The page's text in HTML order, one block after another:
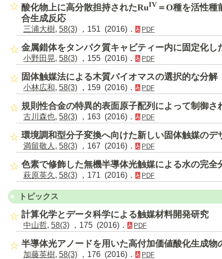
酸化物上に高分散担持されたRuIV ＝O種を活性種
合生成反応
三浦大樹, 58(3) ，151 (2016)． PDF
金属錯体をタンパク質キャビティー内に固定化し
小野田晃, 58(3) ，155 (2016)． PDF
固体触媒法による木質バイオマスの選択的な分解
小林広和, 58(3) ，159 (2016)． PDF
規則性合金の特異的表面原子配列によって制御さ
古川森也, 58(3) ，163 (2016)． PDF
環境調和型分子変換へ向けた新しい固体触媒のデ
満留敬人 , 58(3) ，167 (2016)． PDF
色素で修飾した無機半導体光触媒による水の完全
萩原英久 , 58(3) ，171 (2016)． PDF
トピックス
計算化学とデータ科学による触媒材料開発研究
中山哲, 58(3) ，175 (2016)． PDF
半導体光アノードを用いた高付加価値酸化生成物
加藤英樹, 58(3) ，176 (2016)． PDF